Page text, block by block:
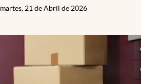
martes, 21 de Abril de 2026